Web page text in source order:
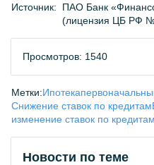
Источник:
ПАО Банк
(лицензия ЦБ РФ
Просмотров: 1540
Метки:Ипотека
Снижение ставок по кредитам
изменение ставок по кредитам
Новости по теме